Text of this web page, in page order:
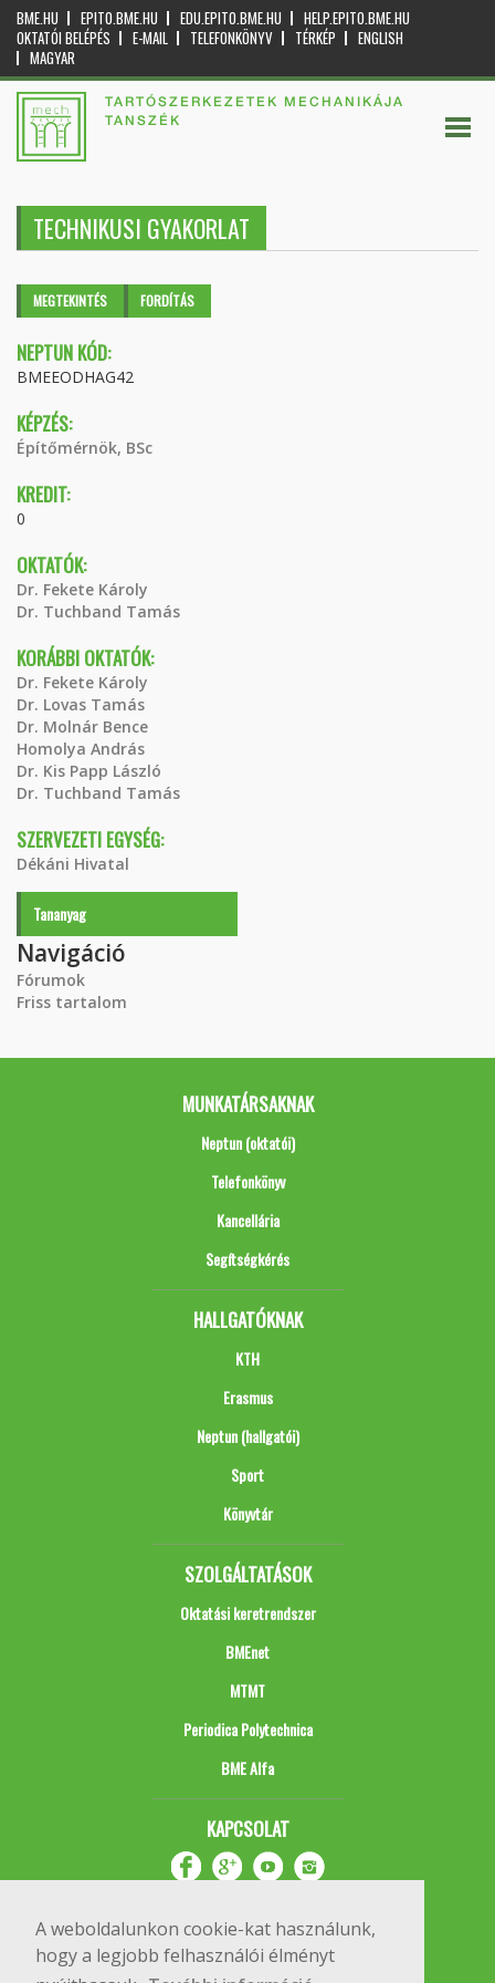
A weboldalunkon cookie-kat használunk,
hogy a legjobb felhasználói élményt
BME.HU EPITO.BME.HU EDU.EPITO.BME.HU
HELP.EPITO.BME.HU
OKTATÓI BELÉPÉS
E-MAIL TELEFONKÖNYV TÉRKÉP
ENGLISH
MAGYAR
TARTÓSZERKEZETEK MECHANIKÁJA
TANSZÉK
TECHNIKUSI GYAKORLAT
Elsődleges fülek
MEGTEKINTÉS (AKTÍVFORDÍTÁS
NEPTUN KÓD:
BMEEODHAG42
KÉPZÉS:
Építőmérnök, BSc
KREDIT:
0
OKTATÓK:
Dr. Fekete Károly
Dr. Tuchband Tamás
KORÁBBI OKTATÓK:
Dr. Fekete Károly
Dr. Lovas Tamás
Dr. Molnár Bence
Homolya András
Dr. Kis Papp László
Dr. Tuchband Tamás
SZERVEZETI EGYSÉG:
Dékáni Hivatal
Tananyag
Navigáció
Fórumok
Friss tartalom
MUNKATÁRSAKNAK
Neptun (oktatói)
Telefonkönyv
Kancellária
Segítségkérés
HALLGATÓKNAK
KTH
Erasmus
Neptun (hallgatói)
Sport
Könyvtár
SZOLGÁLTATÁSOK
Oktatási keretrendszer
BMEnet
MTMT
Periodica Polytechnica
BME Alfa
KAPCSOLAT